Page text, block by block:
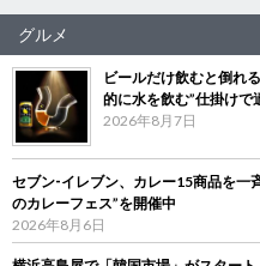
グルメ
ビールだけ飲むと倒れ
的に水を飲む”仕掛けで
2026年8月7日
セブン‐イレブン、カレー15商品を
のカレーフェス”を開催中
2026年8月6日